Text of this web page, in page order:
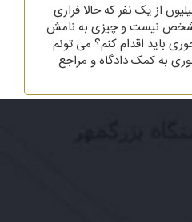
دارم به مبلغ ۷۰ میلیون از یک نفر که حالا فراری
نیست و چیزی به نامش
باید اقدام کنم؟ می تونم
به کمک دادگاه و مراجع